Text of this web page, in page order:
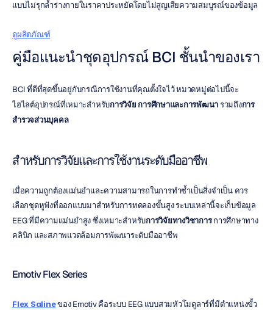
แบบไม่รุกล้ำร่างกายในราคาประหยัดโดยไม่สูญเสียความสมบูรณ์ของข้อมูล
ดูผลิตภัณฑ์
คู่มือแนะนำชุดอุปกรณ์ BCI ชั้นนำของเรา
BCI ที่ดีที่สุดขึ้นอยู่กับกรณีการใช้งานที่คุณตั้งใจไว้ หมวดหมู่ต่อไปนี้จะ
ไฮไลต์อุปกรณ์ที่เหมาะสำหรับการวิจัย การศึกษาและการพัฒนา รวมถึงการ
สำรวจส่วนบุคคล
สำหรับการวิจัยและการใช้งานระดับมืออาชีพ
เมื่อความถูกต้องแม่นยำและความสามารถในการทำซ้ำเป็นสิ่งจำเป็น ควร
เลือกชุดหูฟังที่ออกแบบมาสำหรับการทดลองขั้นสูง ระบบเหล่านี้จะเก็บข้อมูล
EEG ที่มีความแม่นยำสูง ซึ่งเหมาะสำหรับการวิจัยทางวิชาการ การศึกษาทาง
คลินิก และสภาพแวดล้อมการพัฒนาระดับมืออาชีพ
Emotiv Flex Series
Flex Saline ของ Emotiv คือระบบ EEG แบบสวมหัวโมดูลาร์ที่มีตำแหน่งขั้ว